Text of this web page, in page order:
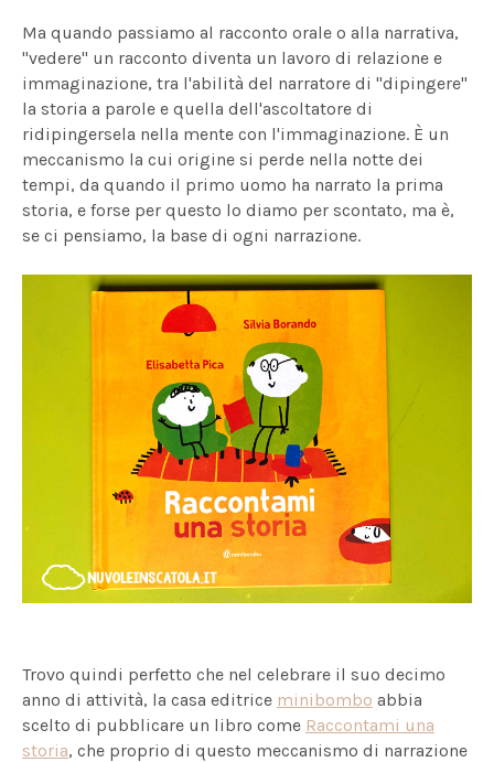
Ma quando passiamo al racconto orale o alla narrativa,
"vedere" un racconto diventa un lavoro di relazione e
immaginazione, tra l'abilità del narratore di "dipingere"
la storia a parole e quella dell'ascoltatore di
ridipingersela nella mente con l'immaginazione. È un
meccanismo la cui origine si perde nella notte dei
tempi, da quando il primo uomo ha narrato la prima
storia, e forse per questo lo diamo per scontato, ma è,
se ci pensiamo, la base di ogni narrazione.
Trovo quindi perfetto che nel celebrare il suo decimo
anno di attività, la casa editrice minibombo abbia
scelto di pubblicare un libro come Raccontami una
storia, che proprio di questo meccanismo di narrazione